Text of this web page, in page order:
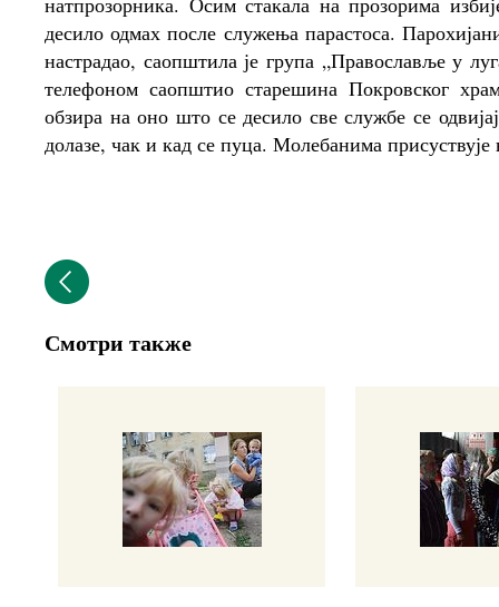
десило одмах после служења парастоса.
настрадао, саопштила је група „Православље у
телефоном саопштио старешина Покровског
обзира на оно што се десило све службе се
долазе, чак и кад се пуца. Молебанима присуствује
Смотри также